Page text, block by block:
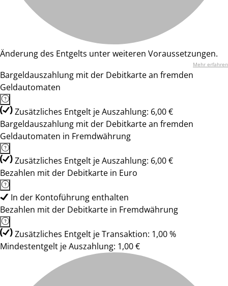
Änderung des Entgelts unter weiteren Voraussetzungen.
Mehr erfahren
Bargeldauszahlung mit der Debitkarte an fremden
Geldautomaten
Zusätzliches Entgelt je Auszahlung: 6,00 €
Bargeldauszahlung mit der Debitkarte an fremden
Geldautomaten in Fremdwährung
Zusätzliches Entgelt je Auszahlung: 6,00 €
Bezahlen mit der Debitkarte in Euro
In der Kontoführung enthalten
Bezahlen mit der Debitkarte in Fremdwährung
Zusätzliches Entgelt je Transaktion: 1,00 %
Mindestentgelt je Auszahlung: 1,00 €